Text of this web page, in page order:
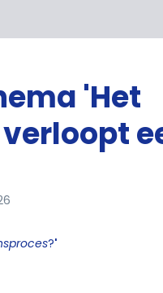
'Het
?'